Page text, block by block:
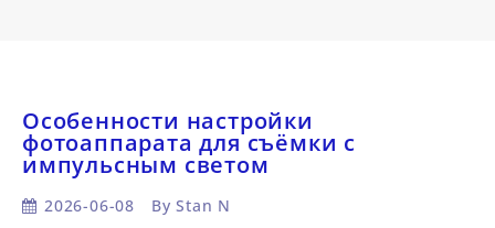
Особенности настройки
фотоаппарата для съёмки с
импульсным светом
2026-06-08 ByStan N